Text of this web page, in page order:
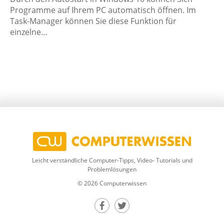
Programme auf Ihrem PC automatisch öffnen. Im
Task-Manager können Sie diese Funktion für
einzelne…
Leicht verständliche Computer-Tipps, Video- Tutorials und
Problemlösungen
© 2026 Computerwissen
Teilen auf Facebook
Teilen auf Twitter